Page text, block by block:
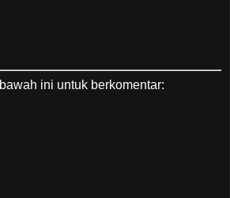
ini untuk berkomentar: